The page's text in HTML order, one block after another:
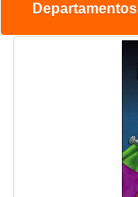
Departamentos